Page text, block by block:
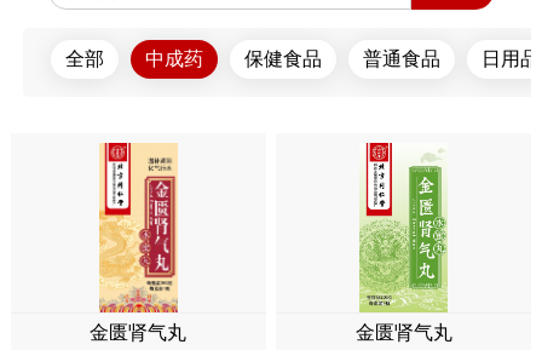
全部 中成药 保健食品 普通食品 日用品
金匮肾气丸 金匮肾气丸